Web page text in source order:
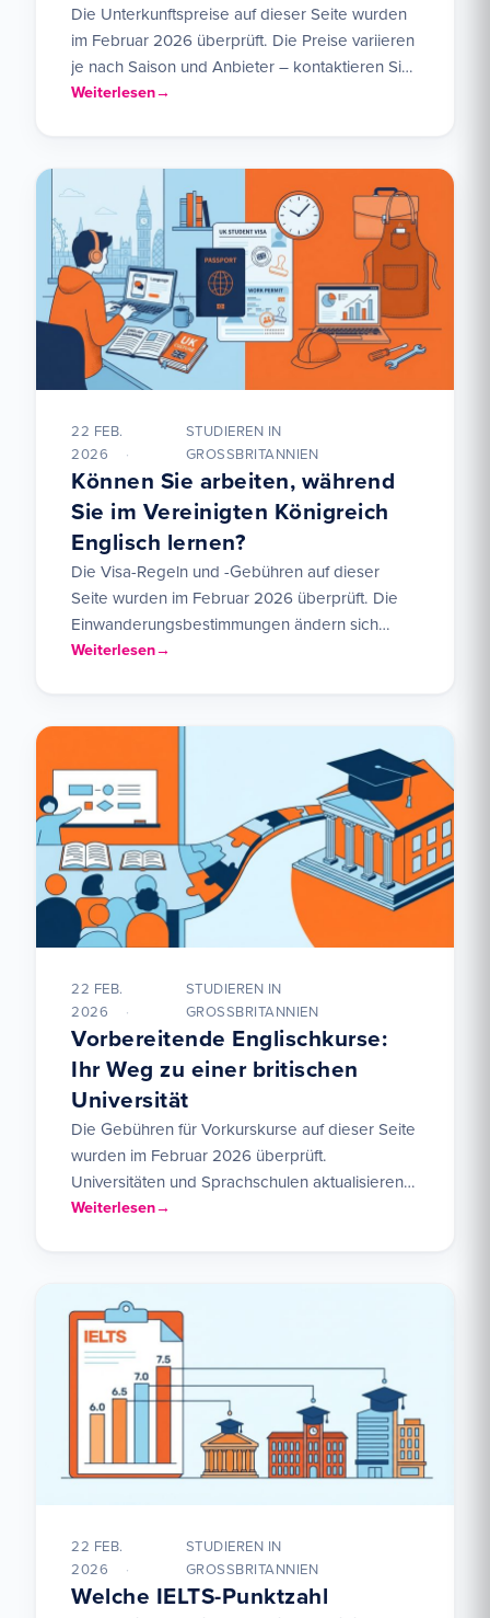
Die Unterkunftspreise auf dieser Seite wurden
im Februar 2026 überprüft. Die Preise variieren
je nach Saison und Anbieter – kontaktieren Sie
London Homestays oder…
Weiterlesen
22 FEB.
2026
STUDIEREN IN
GROSSBRITANNIEN
Können Sie arbeiten, während
Sie im Vereinigten Königreich
Englisch lernen?
Die Visa-Regeln und -Gebühren auf dieser
Seite wurden im Februar 2026 überprüft. Die
Einwanderungsbestimmungen ändern sich
häufig – die neuesten Informationen finden Sie
Weiterlesen
22 FEB.
2026
STUDIEREN IN
GROSSBRITANNIEN
Vorbereitende Englischkurse:
Ihr Weg zu einer britischen
Universität
Die Gebühren für Vorkurskurse auf dieser Seite
wurden im Februar 2026 überprüft.
Universitäten und Sprachschulen aktualisieren
ihre Preise jedes Jahr – erkundigen Sie sich…
Weiterlesen
22 FEB.
2026
STUDIEREN IN
GROSSBRITANNIEN
Welche IELTS-Punktzahl